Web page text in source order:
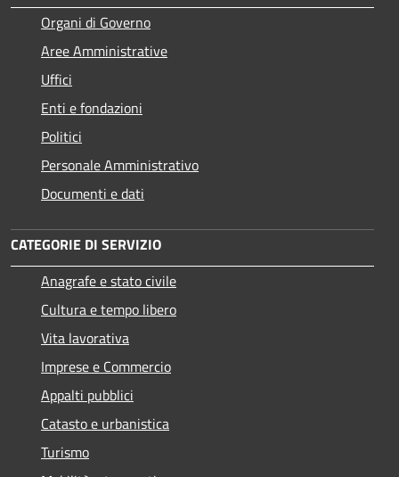
Organi di Governo
Aree Amministrative
Uffici
Enti e fondazioni
Politici
Personale Amministrativo
Documenti e dati
CATEGORIE DI SERVIZIO
Anagrafe e stato civile
Cultura e tempo libero
Vita lavorativa
Imprese e Commercio
Appalti pubblici
Catasto e urbanistica
Turismo